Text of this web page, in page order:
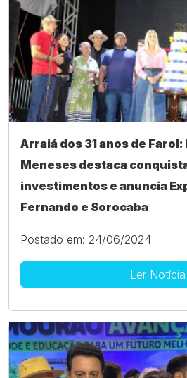
Arraiá dos 31 anos de
Meneses destaca
investimentos e anuncia
Fernando e Sorocaba
Postado em: 24/06/2024
Ler Notícia